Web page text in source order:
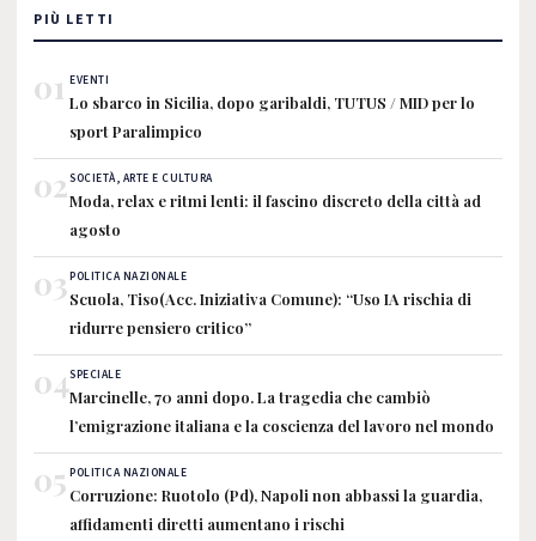
PIÙ LETTI
01 EVENTI
Lo sbarco in Sicilia, dopo garibaldi, TUTUS / MID per lo
sport Paralimpico
02SOCIETÀ, ARTE E CULTURA
Moda, relax e ritmi lenti: il fascino discreto della città ad
agosto
03POLITICA NAZIONALE
Scuola, Tiso(Acc. Iniziativa Comune): “Uso IA rischia di
ridurre pensiero critico”
04SPECIALE
Marcinelle, 70 anni dopo. La tragedia che cambiò
l’emigrazione italiana e la coscienza del lavoro nel mondo
05 POLITICA NAZIONALE
Corruzione: Ruotolo (Pd), Napoli non abbassi la guardia,
affidamenti diretti aumentano i rischi